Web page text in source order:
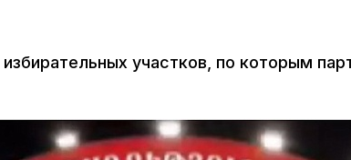
участков, по которым